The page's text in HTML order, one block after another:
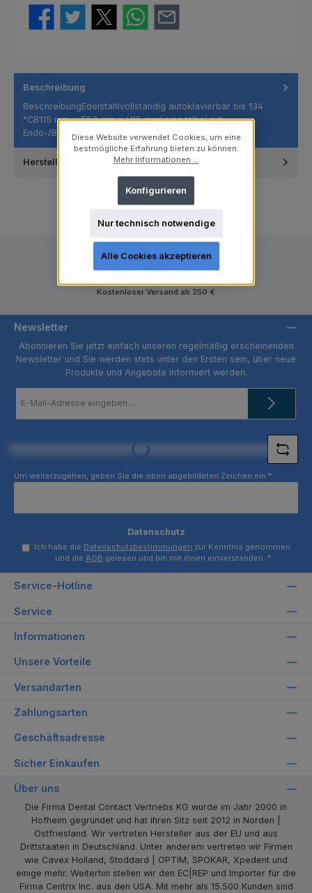
Beschreibung
BeschreibungEdelstahlvollständig autoklavierbar bis 134
°CB115 mm x T52 mm x H15 mmkompatibel mit
Endo-/Bohrständern: DC4810…
Mehr
Hersteller
Kostenloser Versand ab 250 €
Newsletter
Abonnieren Sie jetzt einfach unseren regelmäßig erscheinenden
Newsletter und Sie werden stets unter den Ersten sein, über neue
Produkte und Angebote informiert werden.
Mail-
Loading...
Um weiterzugehen, geben Sie die oben abgebildeten Zeichen ein *
Datenschutz
Ich habe die Datenschutzbestimmungen zur Kenntnis genommen
und die AGB gelesen und bin mit ihnen einverstanden. *
Service-Hotline
Service
Informationen
Unsere Vorteile
Versandarten
Zahlungsarten
Geschäftsadresse
Sicher Einkaufen
Über uns
Die Firma Dental Contact Vertriebs KG wurde im Jahr 2000 in
Hofheim gegründet und hat ihren Sitz seit 2012 in Norden |
Ostfriesland. Wir vertreten Hersteller aus der EU und aus
Drittstaaten in Deutschland. Unter anderem vertreten wir Firmen
wie Cavex Holland, Stoddard | OPTIM, SPOKAR, Xpedent und
einige mehr. Weiterhin stellen wir den EC|REP und Importer für die
Firma Centrix Inc. aus den USA. Mit mehr als 15.500 Kunden sind
Diese Website verwendet Cookies, um eine
bestmögliche Erfahrung bieten zu können.
Mehr Informationen ...
Nur technisch notwendige
Konfigurieren
Alle Cookies akzeptieren